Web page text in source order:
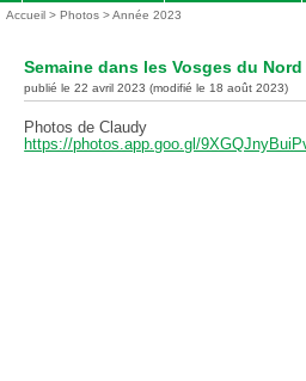
Vous
Accueil >Photos >Année 2023
Semaine dans les Vosges du Nord
publié le 22 avril 2023 (modifié le 18 août 2023)
Photos de Claudy
https://photos.app.goo.gl/